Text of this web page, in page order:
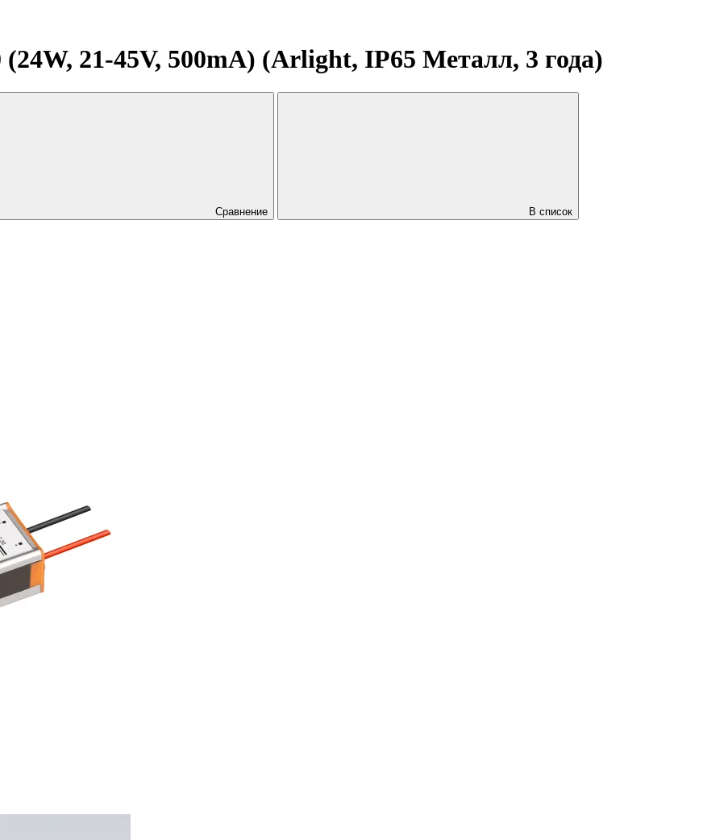
21-45V, 500mA) (Arlight, IP65 Металл, 3 года)
Сравнение
В список